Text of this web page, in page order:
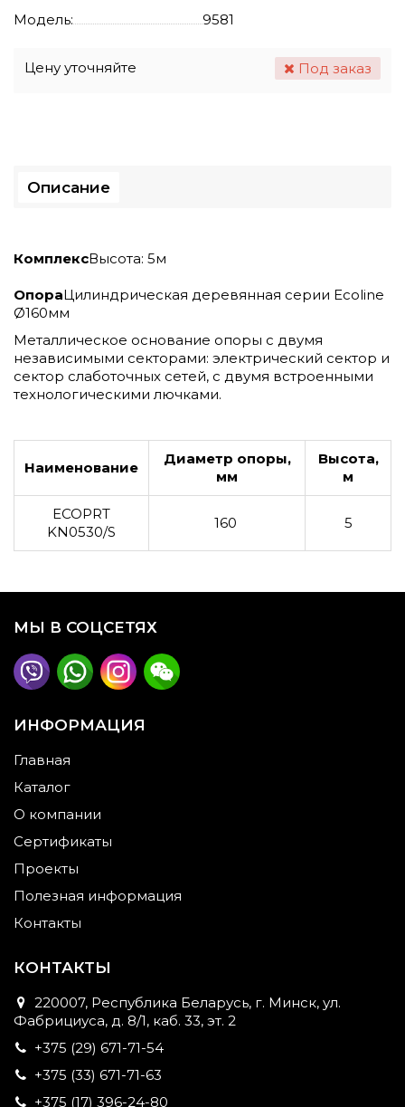
Модель: 9581
Цену уточняйте Под заказ
Описание
КомплексВысота: 5м
ОпораЦилиндрическая деревянная серии Ecoline
Ø160мм
Металлическое основание опоры с двумя
независимыми секторами: электрический сектор и
сектор слаботочных сетей, с двумя встроенными
технологическими лючками.
Наименование
Диаметр опоры,
мм
Высота,
м
ECOPRT
KN0530/S
160 5
МЫ В СОЦСЕТЯХ
ИНФОРМАЦИЯ
Главная
Каталог
О компании
Сертификаты
Проекты
Полезная информация
Контакты
КОНТАКТЫ
220007, Республика Беларусь, г. Минск, ул.
Фабрициуса, д. 8/1, каб. 33, эт. 2
+375 (29) 671-71-54
+375 (33) 671-71-63
+375 (17) 396-24-80